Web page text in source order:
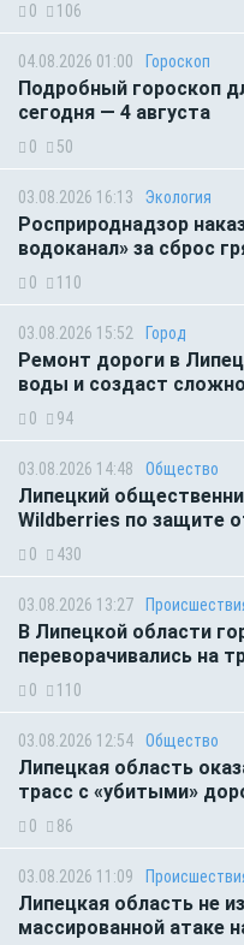
0 106
04.08.2026 01:00 Гороскоп
Подробный гороскоп
сегодня — 4 августа
0 50
03.08.2026 16:13 Экология
Росприроднадзор
водоканал» за сброс
0 110
03.08.2026 15:52 Город
Ремонт дороги в
воды и создаст
0 94
03.08.2026 14:48 Общество
Липецкий
Wildberries по защите
0 430
03.08.2026 13:27
В Липецкой области
переворачивались на
0 110
03.08.2026 12:54 Общество
Липецкая область
трасс с «убитыми»
0 86
03.08.2026 11:09
Липецкая область не
массированной атаке